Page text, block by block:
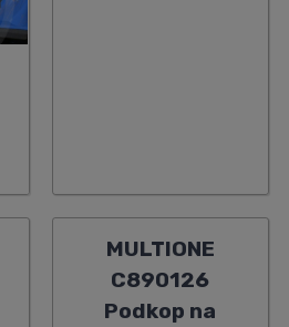
MULTIONE
C890126
Podkop na